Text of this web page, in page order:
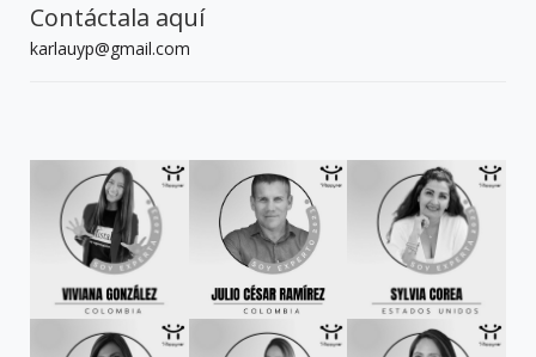
Contáctala aquí
karlauyp@gmail.com